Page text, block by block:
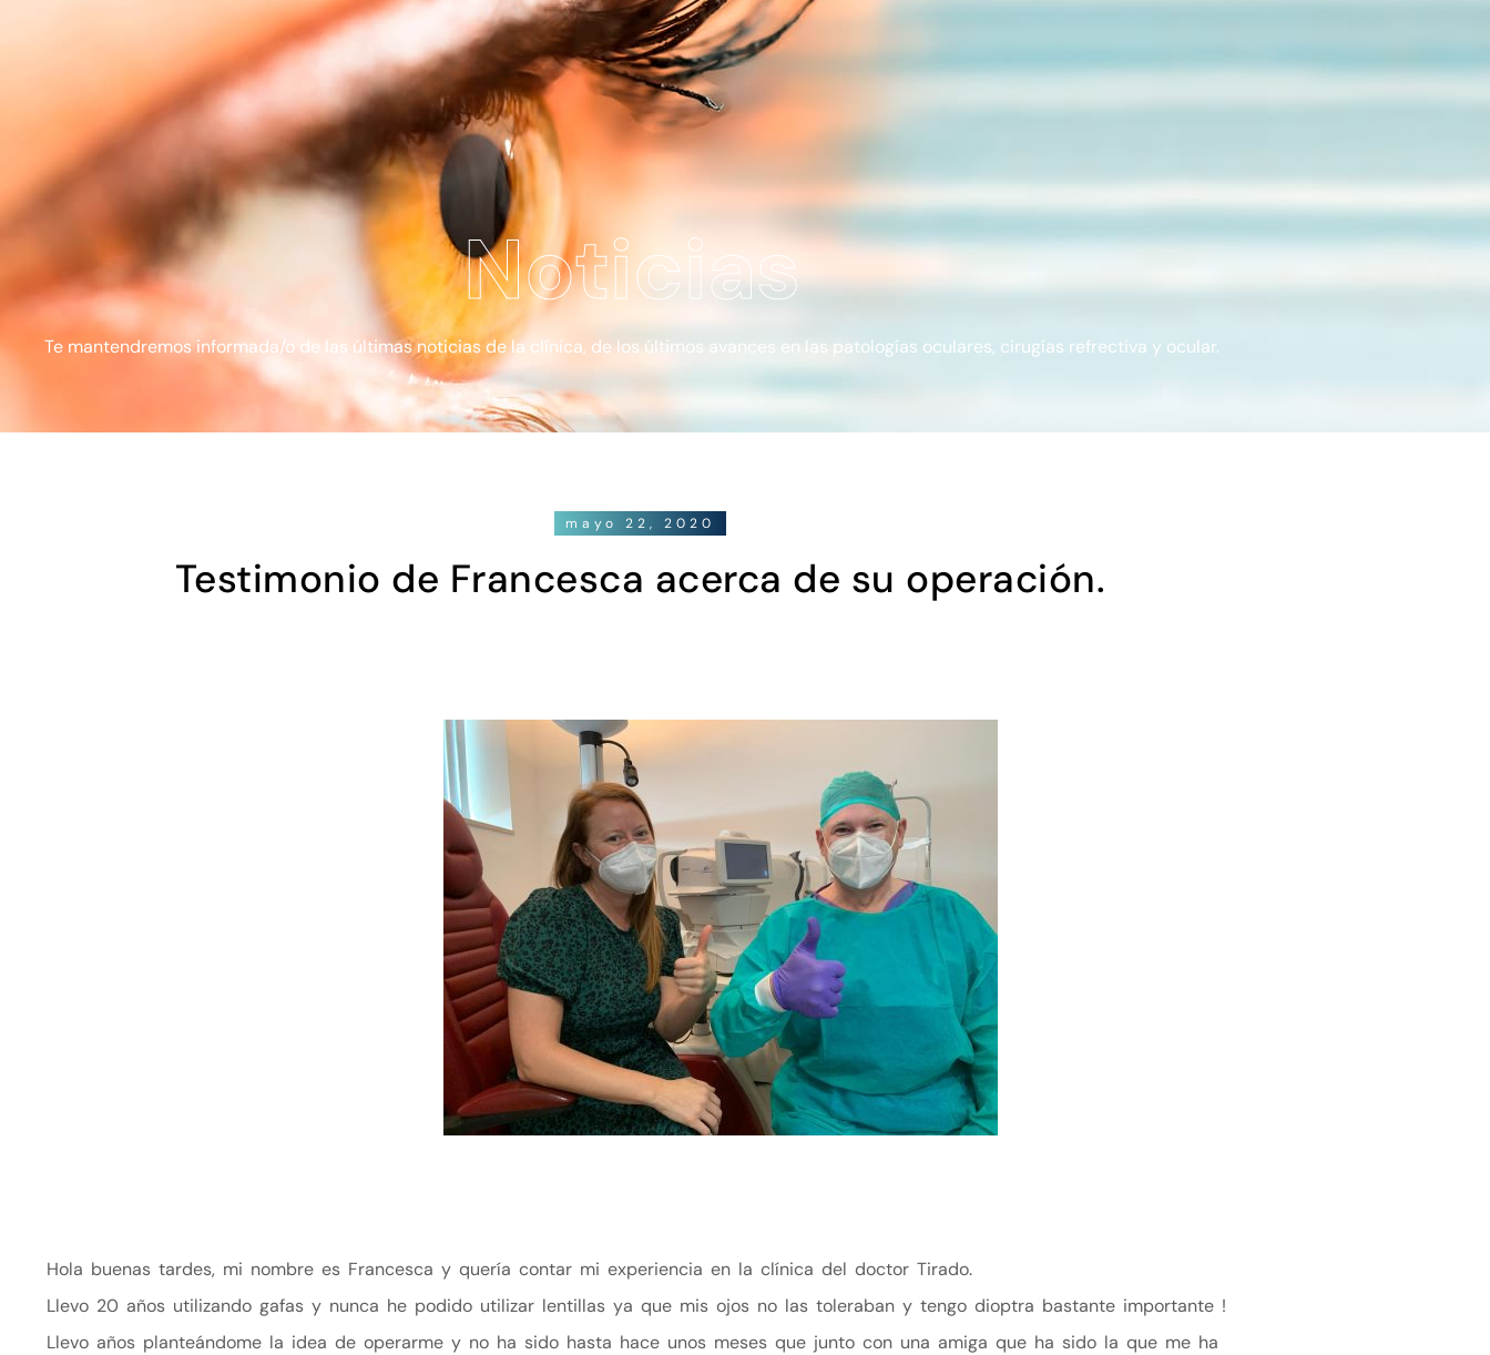
Noticias
Te mantendremos informada/o de las últimas noticias de la clínica, de los últimos avances en las patologías oculares, cirugías refrectiva y ocular.
mayo 22, 2020
Testimonio de Francesca acerca de su operación.
Hola buenas tardes, mi nombre es Francesca y quería contar mi experiencia en la clínica del doctor Tirado.
Llevo 20 años utilizando gafas y nunca he podido utilizar lentillas ya que mis ojos no las toleraban y tengo dioptra bastante importante !
Llevo años planteándome la idea de operarme y no ha sido hasta hace unos meses que junto con una amiga que ha sido la que me ha